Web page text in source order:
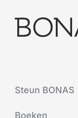
Steun BONAS
Boeken